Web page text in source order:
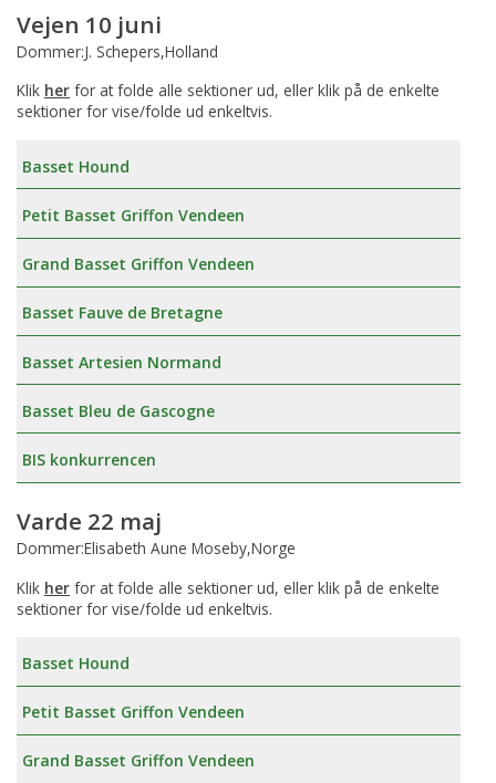
Vejen 10 juni
Dommer:J. Schepers,Holland
Klik her for at folde alle sektioner ud, eller klik på de enkelte
sektioner for vise/folde ud enkeltvis.
Basset Hound
Petit Basset Griffon Vendeen
Grand Basset Griffon Vendeen
Basset Fauve de Bretagne
Basset Artesien Normand
Basset Bleu de Gascogne
BIS konkurrencen
Varde 22 maj
Dommer:Elisabeth Aune Moseby,Norge
Klik her for at folde alle sektioner ud, eller klik på de enkelte
sektioner for vise/folde ud enkeltvis.
Basset Hound
Petit Basset Griffon Vendeen
Grand Basset Griffon Vendeen